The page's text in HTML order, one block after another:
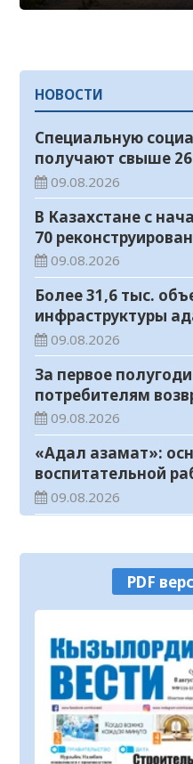
НОВОСТИ
Специальную
получают свыше
занятых во
09.08.2026
В Казахстане с
70
железнодорожных
09.08.2026
Более 31,6 тыс.
инфраструктуры
с инвалидностью
09.08.2026
За первое
потребителям
тенге
09.08.2026
«Адал азамат»:
воспитательной
учебном году
09.08.2026
09.08.2026
Государство
граждан,
регионы для работы
08.08.2026
Казахстан
зерна и муки в
08.08.2026
Новый стандарт
PDF